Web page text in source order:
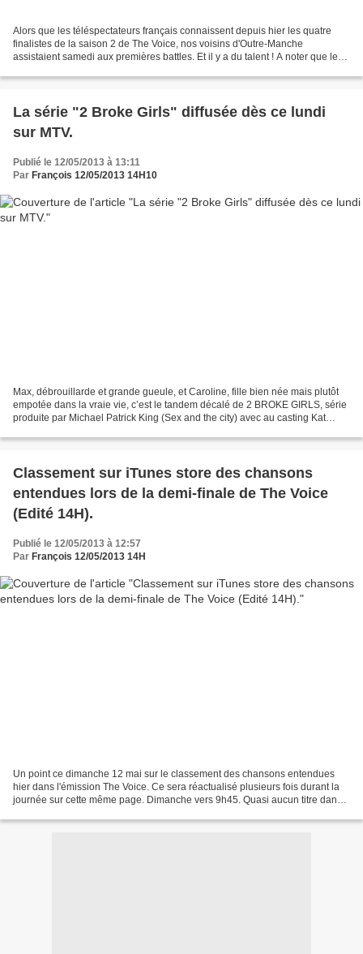
Alors que les téléspectateurs français connaissent depuis hier les quatre
finalistes de la saison 2 de The Voice, nos voisins d'Outre-Manche
assistaient samedi aux premières battles. Et il y a du talent ! A noter que les
La série "2 Broke Girls" diffusée dès ce lundi
sur MTV.
Publié le 12/05/2013 à 13:11
Par François 12/05/2013 14H10
Max, débrouillarde et grande gueule, et Caroline, fille bien née mais plutôt
empotée dans la vraie vie, c’est le tandem décalé de 2 BROKE GIRLS, série
produite par Michael Patrick King (Sex and the city) avec au casting Kat
Classement sur iTunes store des chansons
entendues lors de la demi-finale de The Voice
(Edité 14H).
Publié le 12/05/2013 à 12:57
Par François 12/05/2013 14H
Un point ce dimanche 12 mai sur le classement des chansons entendues
hier dans l'émission The Voice. Ce sera réactualisé plusieurs fois durant la
journée sur cette même page. Dimanche vers 9h45. Quasi aucun titre dans